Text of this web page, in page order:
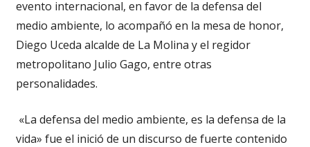
evento internacional, en favor de la defensa del
medio ambiente, lo acompañó en la mesa de honor,
Diego Uceda alcalde de La Molina y el regidor
metropolitano Julio Gago, entre otras
personalidades.
«La defensa del medio ambiente, es la defensa de la
vida» fue el inició de un discurso de fuerte contenido